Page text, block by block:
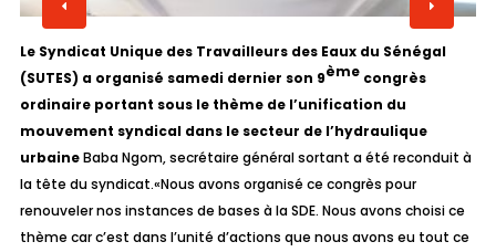
Le Syndicat Unique des Travailleurs des Eaux du Sénégal
(SUTES) a organisé samedi dernier son 9èmecongrès
ordinaire portant sous le thème de l’unification du
mouvement syndical dans le secteur de l’hydraulique
urbaineBaba Ngom, secrétaire général sortant a été reconduit à
la tête du syndicat.«Nous avons organisé ce congrès pour
renouveler nos instances de bases à la SDE. Nous avons choisi ce
thème car c’est dans l’unité d’actions que nous avons eu tout ce